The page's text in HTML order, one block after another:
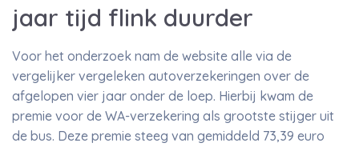
jaar tijd flink duurder
Voor het onderzoek nam de website alle via de
vergelijker vergeleken autoverzekeringen over de
afgelopen vier jaar onder de loep. Hierbij kwam de
premie voor de WA-verzekering als grootste stijger uit
de bus. Deze premie steeg van gemiddeld 73,39 euro